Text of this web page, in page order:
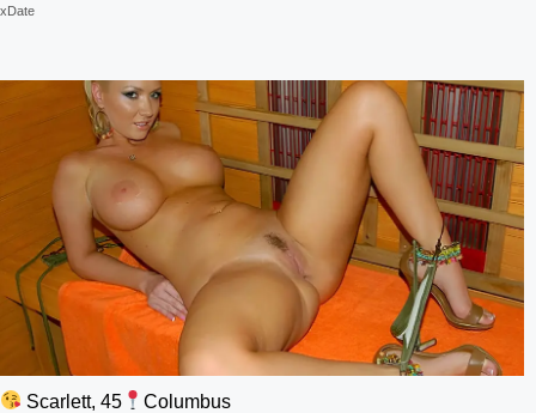
xDate
Scarlett, 45 Columbus